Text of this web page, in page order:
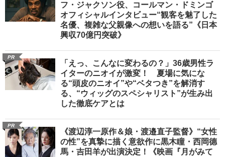
フ・ジャクソン役、コールマン・ドミンゴ
オフィシャルインタビュー“観客を魅了した
名優、複雑な父親像への想いを語る”《日本
興収70億円突破》
PR
「えっ、こんなに変わるの？」36歳男性ラ
イターのニオイが激変！ 夏場に気にな
る“頭皮のニオイ”や“ベタつき”を解消す
る、“ウィッグのスペシャリスト”が生み出
した徹底ケアとは
PR
《渡辺淳一原作＆娘・渡邉直子監督》“女性
の性”を真摯に描く意欲作に黒木瞳・西岡德
馬・吉田羊が出演決定！《映画『月がみて